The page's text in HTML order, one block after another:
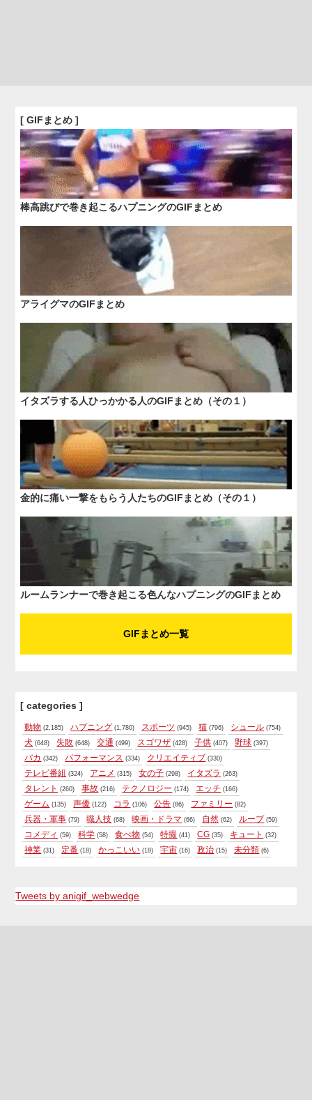
[ GIFまとめ ]
棒高跳びで巻き起こるハプニングのGIFまとめ
アライグマのGIFまとめ
イタズラする人ひっかかる人のGIFまとめ（その１）
金的に痛い一撃をもらう人たちのGIFまとめ（その１）
ルームランナーで巻き起こる色んなハプニングのGIFまとめ
GIFまとめ一覧
[ categories ]
動物 (2,185) ハプニング (1,780) スポーツ (945) 猫 (796) シュール (754)
犬 (648) 失敗 (648) 交通 (499) スゴワザ (428) 子供 (407) 野球 (397)
バカ (342) パフォーマンス (334) クリエイティブ (330)
テレビ番組 (324) アニメ (315) 女の子 (298) イタズラ (263)
タレント (260) 事故 (216) テクノロジー (174) エッチ (166)
ゲーム (135) 声優 (122) コラ (106) 公告 (86) ファミリー (82)
兵器・軍事 (79) 職人技 (68) 映画・ドラマ (66) 自然 (62) ループ (59)
コメディ (59) 科学 (58) 食べ物 (54) 特撮 (41) CG (35) キュート (32)
神業 (31) 定番 (18) かっこいい (18) 宇宙 (16) 政治 (15) 未分類 (6)
Tweets by anigif_webwedge